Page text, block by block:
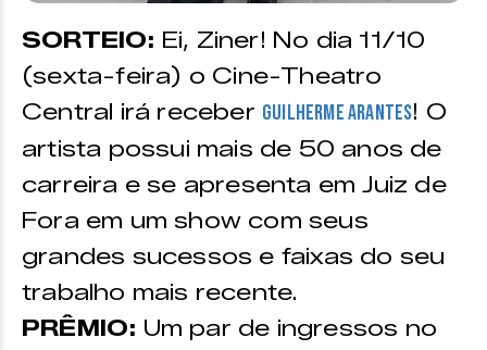
SORTEIO: Ei, Ziner! No dia 11/10
(sexta-feira) o Cine-Theatro
Central irá receber Guilherme Arantes! O
artista possui mais de 50 anos de
carreira e se apresenta em Juiz de
Fora em um show com seus
grandes sucessos e faixas do seu
trabalho mais recente.
PRÊMIO: Um par de ingressos no